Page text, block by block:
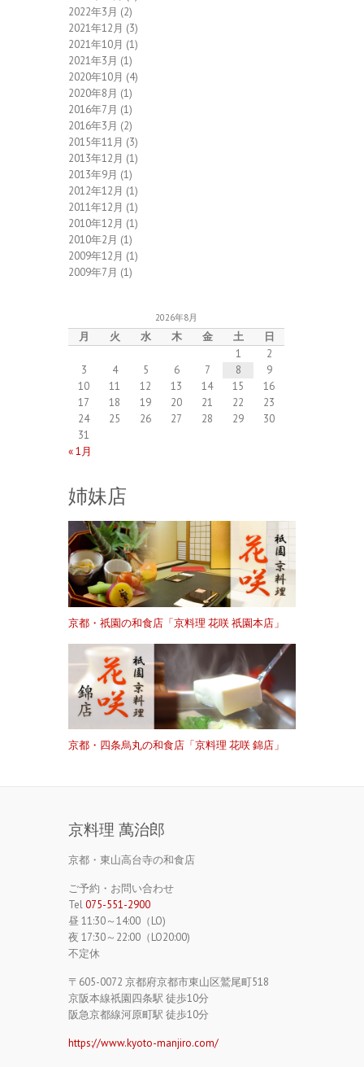
2022年3月 (2)
2021年12月 (3)
2021年10月 (1)
2021年3月 (1)
2020年10月 (4)
2020年8月 (1)
2016年7月 (1)
2016年3月 (2)
2015年11月 (3)
2013年12月 (1)
2013年9月 (1)
2012年12月 (1)
2011年12月 (1)
2010年12月 (1)
2010年2月 (1)
2009年12月 (1)
2009年7月 (1)
2026年8月
月 火 水 木 金 土
日
1
2
3
4 5 6 7 8
9
10
11 12 13 14 15
16
17
18 19 20 21 22
23
24
25 26 27 28 29
30
31
« 1月
姉妹店
京都・祇園の和食店「京料理 花咲 祇園本店」
京都・四条烏丸の和食店「京料理 花咲 錦店」
京料理 萬治郎
京都・東山高台寺の和食店
ご予約・お問い合わせ
Tel075-551-2900
昼 11:30～14:00（LO)
夜 17:30～22:00（LO20:00)
不定休
〒605-0072 京都府京都市東山区鷲尾町518
京阪本線祇園四条駅 徒歩10分
阪急京都線河原町駅 徒歩10分
https://www.kyoto-manjiro.com/